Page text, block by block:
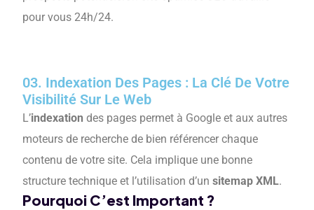
pour vous 24h/24.
03. Indexation Des Pages : La Clé De Votre
Visibilité Sur Le Web
L’indexation des pages permet à Google et aux autres
moteurs de recherche de bien référencer chaque
contenu de votre site. Cela implique une bonne
structure technique et l’utilisation d’un sitemap XML.
Pourquoi C’est Important ?